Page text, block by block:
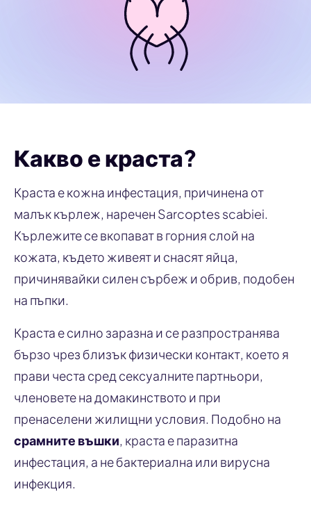
Какво е краста?
Краста е кожна инфестация, причинена от
малък кърлеж, наречен Sarcoptes scabiei.
Кърлежите се вкопават в горния слой на
кожата, където живеят и снасят яйца,
причинявайки силен сърбеж и обрив, подобен
на пъпки.
Краста е силно заразна и се разпространява
бързо чрез близък физически контакт, което я
прави честа сред сексуалните партньори,
членовете на домакинството и при
пренаселени жилищни условия. Подобно на
срамните въшки, краста е паразитна
инфестация, а не бактериална или вирусна
инфекция.